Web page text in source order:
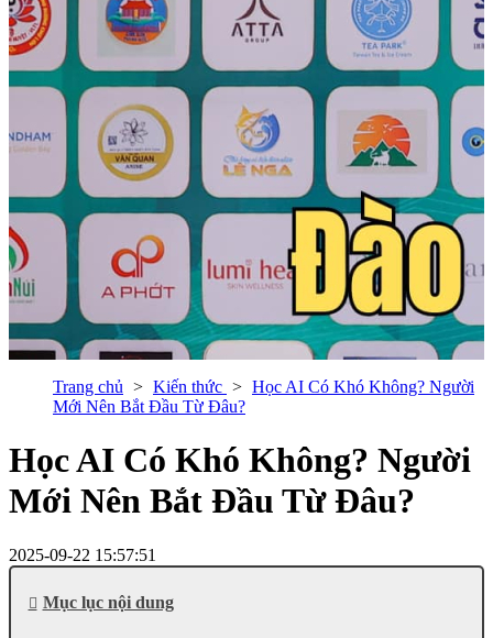
Trang chủ Kiến thức
Học AI Có Khó Không? Người
Mới Nên Bắt Đầu Từ Đâu?
Học AI Có Khó Không? Người
Mới Nên Bắt Đầu Từ Đâu?
2025-09-22 15:57:51
Mục lục nội dung